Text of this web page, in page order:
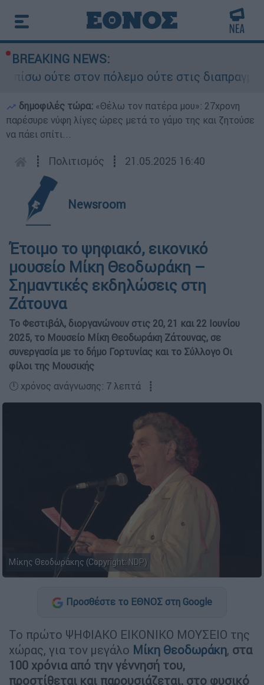
BREAKING NEWS:
στον πόλεμο ούτε στις
δημοφιλές τώρα: «Θέλω τον πατέρα μου»: 27χρονη
παρέσυρε νύφη λίγες ώρες μετά το γάμο της και ζητούσε
να πάει σπίτι...
┋ Πολιτισμός ┋ 21.05.2025 16:40
Newsroom
Έτοιμο το ψηφιακό, εικονικό
μουσείο Μίκη Θεοδωράκη –
Σημαντικές εκδηλώσεις στη
Ζάτουνα
Το Φεστιβάλ, διοργανώνουν στις 20, 21 και 22 Ιουνίου
2025, το Μουσείο Μίκη Θεοδωράκη Ζάτουνας, σε
συνεργασία με το δήμο Γορτυνίας και το Σύλλογο Οι
φίλοι της Μουσικής
🕛 χρόνος ανάγνωσης: 7 λεπτά ┋
Μίκης Θεοδωράκης (Copyright: NDP)
Προσθέστε το ΕΘΝΟΣ στη Google
Το πρώτο ΨΗΦΙΑΚΟ ΕΙΚΟΝΙΚΟ ΜΟΥΣΕΙΟ της
χώρας, για τον μεγάλο Μίκη Θεοδωράκη, στα
100 χρόνια από την γέννησή του,
προστίθεται και παρουσιάζεται, στο φυσικό